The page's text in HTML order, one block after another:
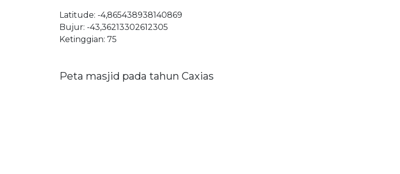
Latitude: -4,865438938140869
Bujur: -43,36213302612305
Ketinggian: 75
Peta masjid pada tahun Caxias